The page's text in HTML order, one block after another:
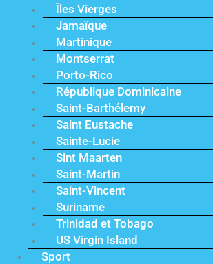
Îles Vierges
Jamaïque
Martinique
Montserrat
Porto-Rico
République Dominicaine
Saint-Barthélemy
Saint Eustache
Sainte-Lucie
Sint Maarten
Saint-Martin
Saint-Vincent
Suriname
Trinidad et Tobago
US Virgin Island
Sport